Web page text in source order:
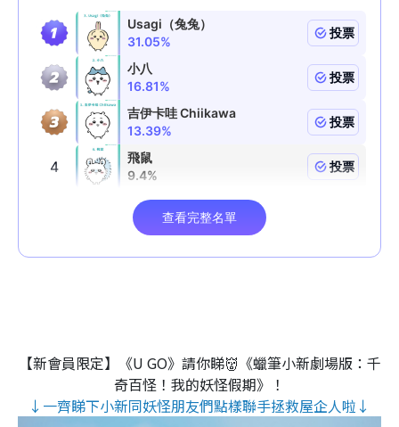
【新會員限定】《U GO》請你睇👹《蠟筆小新劇場版：千
奇百怪！我的妖怪假期》！
↓一齊睇下小新同妖怪朋友們點樣聯手拯救屋企人啦↓